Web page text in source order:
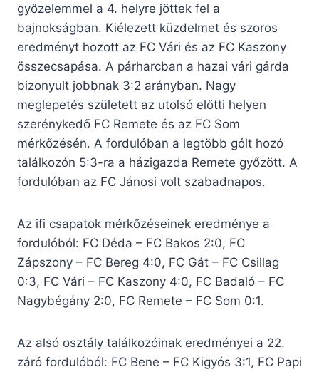
győzelemmel a 4. helyre jöttek fel a
bajnokságban. Kiélezett küzdelmet és szoros
eredményt hozott az FC Vári és az FC Kaszony
összecsapása. A párharcban a hazai vári gárda
bizonyult jobbnak 3:2 arányban. Nagy
meglepetés született az utolsó előtti helyen
szerénykedő FC Remete és az FC Som
mérkőzésén. A fordulóban a legtöbb gólt hozó
találkozón 5:3-ra a házigazda Remete győzött. A
fordulóban az FC Jánosi volt szabadnapos.
Az ifi csapatok mérkőzéseinek eredménye a
fordulóból: FC Déda – FC Bakos 2:0, FC
Zápszony – FC Bereg 4:0, FC Gát – FC Csillag
0:3, FC Vári – FC Kaszony 4:0, FC Badaló – FC
Nagybégány 2:0, FC Remete – FC Som 0:1.
Az alsó osztály találkozóinak eredményei a 22.
záró fordulóból: FC Bene – FC Kigyós 3:1, FC Papi